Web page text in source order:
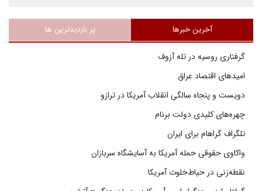
آخرین خبرها پر بازدیدترین ها
گرفتاری روسیه در تله آزوف
امیدهای اقتصاد عراق
دویست و پنجاه سالگی انقلاب آمریکا در ترازو
چهره‌های کلیدی دولت برنام
تلگراف گراهام برای ایران
واکاوی حقوقی حمله آمریکا به آسایشگاه سربازان
نقطه‌زنی در حیاط‌خلوت آمریکا